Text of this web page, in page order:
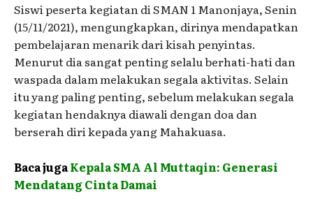
Siswi peserta kegiatan di SMAN 1 Manonjaya, Senin
(15/11/2021), mengungkapkan, dirinya mendapatkan
pembelajaran menarik dari kisah penyintas.
Menurut dia sangat penting selalu berhati-hati dan
waspada dalam melakukan segala aktivitas. Selain
itu yang paling penting, sebelum melakukan segala
kegiatan hendaknya diawali dengan doa dan
berserah diri kepada yang Mahakuasa.
Baca jugaKepala SMA Al Muttaqin: Generasi
Mendatang Cinta Damai